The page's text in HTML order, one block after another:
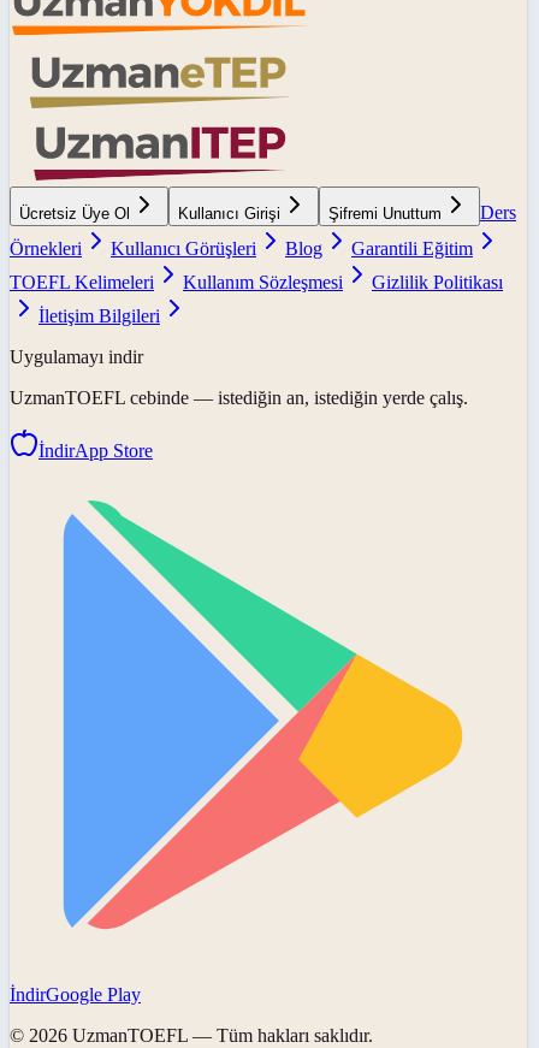
Ücretsiz Üye Ol Kullanıcı Girişi Şifremi Unuttum
Ders
Örnekleri
Kullanıcı Görüşleri Blog
Garantili Eğitim
TOEFL Kelimeleri
Kullanım Sözleşmesi
Gizlilik Politikası
İletişim Bilgileri
Uygulamayı indir
UzmanTOEFL cebinde — istediğin an, istediğin yerde çalış.
İndirApp Store
İndirGoogle Play
© 2026 UzmanTOEFL — Tüm hakları saklıdır.